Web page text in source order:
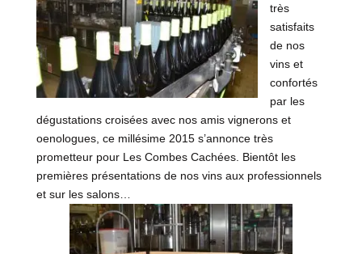
très
satisfaits
de nos
vins et
confortés
par les
dégustations croisées avec nos amis vignerons et
oenologues, ce millésime 2015 s’annonce très
prometteur pour Les Combes Cachées. Bientôt les
premières présentations de nos vins aux professionnels
et sur les salons…